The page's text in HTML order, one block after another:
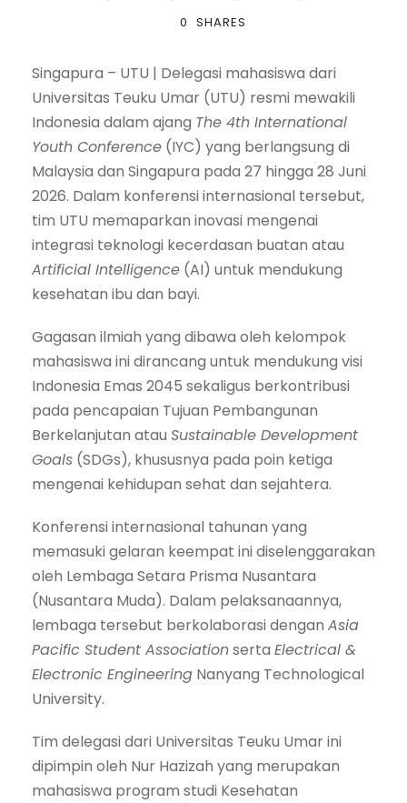
0 SHARES
Singapura – UTU | Delegasi mahasiswa dari
Universitas Teuku Umar (UTU) resmi mewakili
Indonesia dalam ajang The 4th International
Youth Conference (IYC) yang berlangsung di
Malaysia dan Singapura pada 27 hingga 28 Juni
2026. Dalam konferensi internasional tersebut,
tim UTU memaparkan inovasi mengenai
integrasi teknologi kecerdasan buatan atau
Artificial Intelligence (AI) untuk mendukung
kesehatan ibu dan bayi.
Gagasan ilmiah yang dibawa oleh kelompok
mahasiswa ini dirancang untuk mendukung visi
Indonesia Emas 2045 sekaligus berkontribusi
pada pencapaian Tujuan Pembangunan
Berkelanjutan atau Sustainable Development
Goals (SDGs), khususnya pada poin ketiga
mengenai kehidupan sehat dan sejahtera.
Konferensi internasional tahunan yang
memasuki gelaran keempat ini diselenggarakan
oleh Lembaga Setara Prisma Nusantara
(Nusantara Muda). Dalam pelaksanaannya,
lembaga tersebut berkolaborasi dengan Asia
Pacific Student Associationserta Electrical &
Electronic Engineering Nanyang Technological
University.
Tim delegasi dari Universitas Teuku Umar ini
dipimpin oleh Nur Hazizah yang merupakan
mahasiswa program studi Kesehatan